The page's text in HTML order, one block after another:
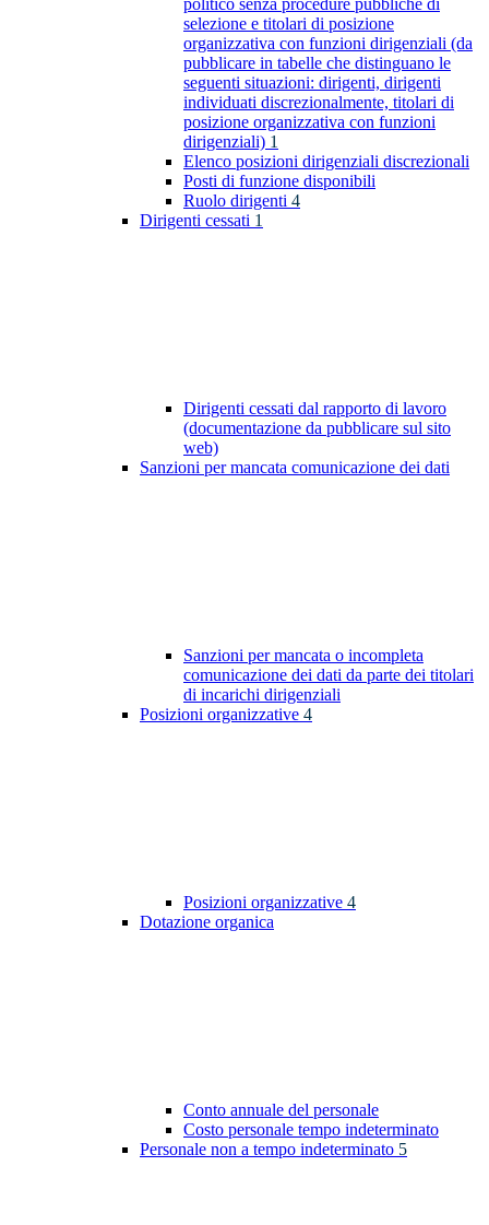
politico senza procedure pubbliche di
selezione e titolari di posizione
organizzativa con funzioni dirigenziali (da
pubblicare in tabelle che distinguano le
seguenti situazioni: dirigenti, dirigenti
individuati discrezionalmente, titolari di
posizione organizzativa con funzioni
dirigenziali) 1
Elenco posizioni dirigenziali discrezionali
Posti di funzione disponibili
Ruolo dirigenti 4
Dirigenti cessati 1
Dirigenti cessati dal rapporto di lavoro
(documentazione da pubblicare sul sito
web)
Sanzioni per mancata comunicazione dei dati
Sanzioni per mancata o incompleta
comunicazione dei dati da parte dei titolari
di incarichi dirigenziali
Posizioni organizzative 4
Posizioni organizzative 4
Dotazione organica
Conto annuale del personale
Costo personale tempo indeterminato
Personale non a tempo indeterminato 5